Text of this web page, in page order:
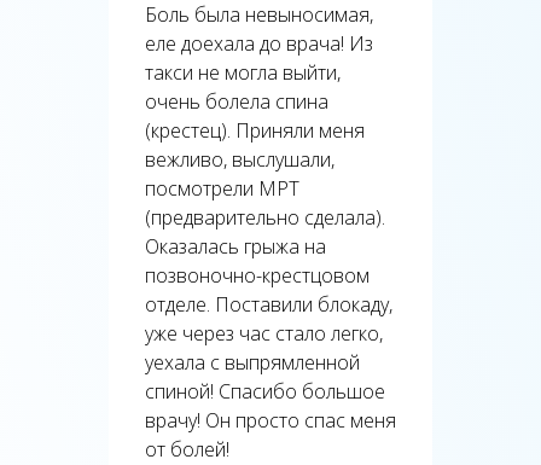
Боль была невыносимая,
еле доехала до врача! Из
такси не могла выйти,
очень болела спина
(крестец). Приняли меня
вежливо, выслушали,
посмотрели МРТ
(предварительно сделала).
Оказалась грыжа на
позвоночно-крестцовом
отделе. Поставили блокаду,
уже через час стало легко,
уехала с выпрямленной
спиной! Спасибо большое
врачу! Он просто спас меня
от болей!